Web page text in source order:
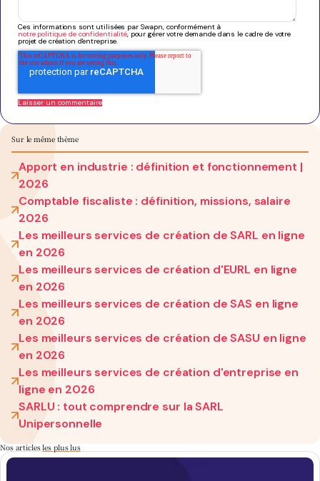
Ces informations sont utilisées par Swapn, conformément à
notre politique de confidentialité, pour gérer votre demande dans le cadre de votre
projet de création d'entreprise.
Sur le même thème
Apport en industrie : définition et fonctionnement |
2026
Comptable fiscaliste : définition, missions, salaire
2026
Les meilleurs services de création de SARL en ligne
en 2026
Les meilleurs services de création d'EURL en ligne
en 2026
Les meilleurs services de création de SAS en ligne
en 2026
Les meilleurs services de création de SASU en ligne
en 2026
Les meilleurs services de création d'entreprise en
ligne en 2026
SARLU : tout comprendre sur la SARL
Unipersonnelle
Nos articlesles plus lus